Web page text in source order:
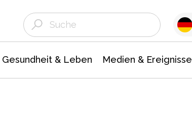
Gesundheit & Leben Medien & Ereignisse